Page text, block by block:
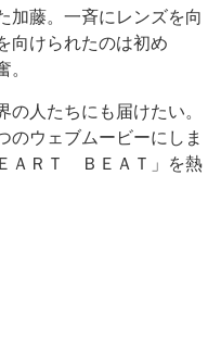
藤。一斉にレンズを向
向けられたのは初め
人たちにも届けたい。
のウェブムービーにしま
ＡＲＴ ＢＥＡＴ」を熱